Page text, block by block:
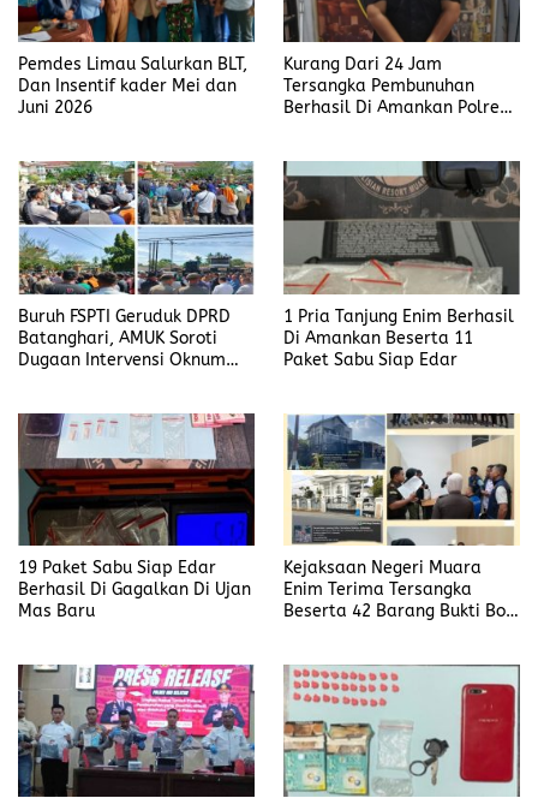
Pemdes Limau Salurkan BLT,
Dan Insentif kader Mei dan
Juni 2026
Kurang Dari 24 Jam
Tersangka Pembunuhan
Berhasil Di Amankan Polres
Buruh FSPTI Geruduk DPRD
Batanghari, AMUK Soroti
Dugaan Intervensi Oknum
1 Pria Tanjung Enim Berhasil
Di Amankan Beserta 11
Paket Sabu Siap Edar
19 Paket Sabu Siap Edar
Berhasil Di Gagalkan Di Ujan
Mas Baru
Kejaksaan Negeri Muara
Enim Terima Tersangka
Beserta 42 Barang Bukti Bobi